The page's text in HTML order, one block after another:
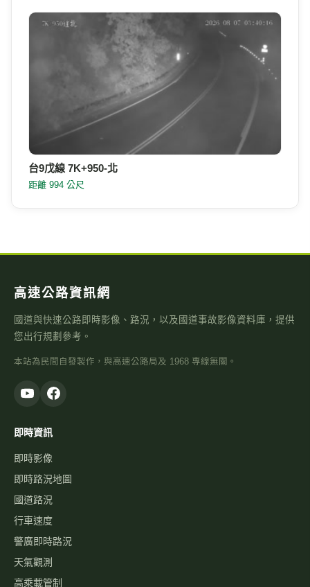
台9戊線 6K+900
距離 994 公尺
高速公路資訊網
國道與快速公路即時影像、路況，以及國道事故影像資料庫，提供
您出行規劃參考。
本站為民間自發製作，與高速公路局及 1968 專線無關。